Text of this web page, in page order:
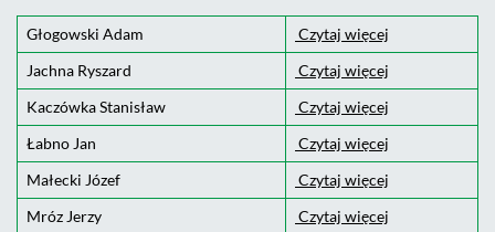
Głogowski Adam
Czytaj więcej
Jachna Ryszard
Czytaj więcej
Kaczówka Stanisław
Czytaj więcej
Łabno Jan
Czytaj więcej
Małecki Józef
Czytaj więcej
Mróz Jerzy
Czytaj więcej